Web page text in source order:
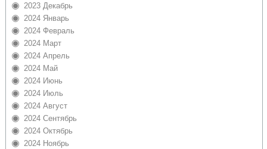
2023 Декабрь
2024 Январь
2024 Февраль
2024 Март
2024 Апрель
2024 Май
2024 Июнь
2024 Июль
2024 Август
2024 Сентябрь
2024 Октябрь
2024 Ноябрь